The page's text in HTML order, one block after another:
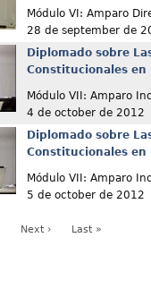
Módulo VI: Amparo
28 de september de
Diplomado sobre
Constitucionales en
Módulo VII: Amparo
4 de october de 2012
Diplomado sobre
Constitucionales en
Módulo VII: Amparo
5 de october de 2012
Next › Last »